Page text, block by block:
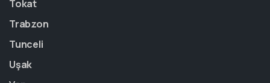
Tokat
Trabzon
Tunceli
Uşak